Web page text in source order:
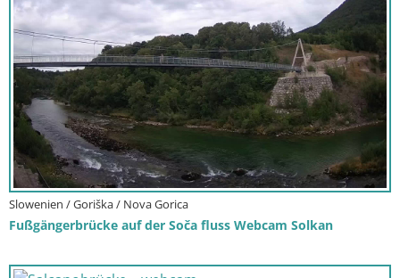
Slowenien / Goriška / Nova Gorica
Fußgängerbrücke auf der Soča fluss Webcam Solkan